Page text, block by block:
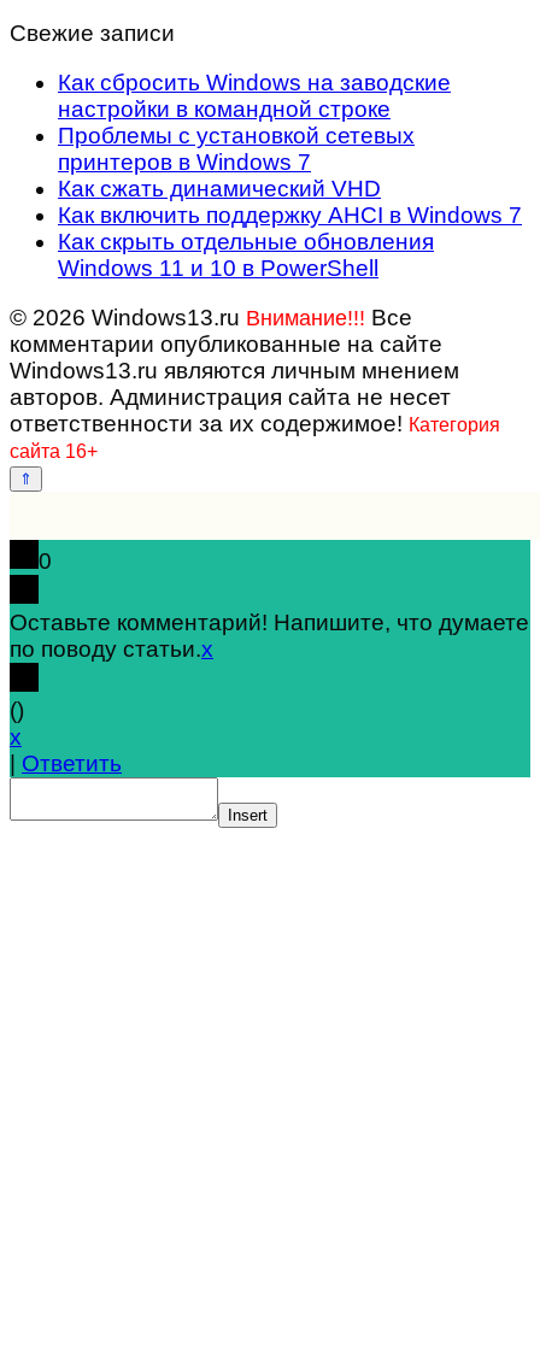
Свежие записи
Как сбросить Windows на заводские
настройки в командной строке
Проблемы с установкой сетевых
принтеров в Windows 7
Как сжать динамический VHD
Как включить поддержку AHCI в Windows 7
Как скрыть отдельные обновления
Windows 11 и 10 в PowerShell
© 2026 Windows13.ru Внимание!!! Все
комментарии опубликованные на сайте
Windows13.ru являются личным мнением
авторов. Администрация сайта не несет
ответственности за их содержимое! Категория
сайта 16+
0
Оставьте комментарий! Напишите, что думаете
по поводу статьи.x
()
x
Ответить
Insert